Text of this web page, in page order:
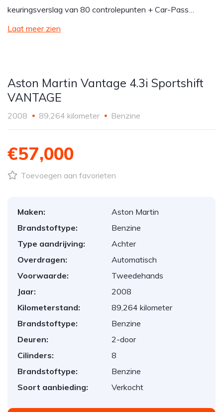
keuringsverslag van 80 controlepunten + Car-Pass…
Laat meer zien
Aston Martin Vantage 4.3i Sportshift
VANTAGE
2008 89,264 kilometer Benzine
€57,000
Toevoegen aan favorieten
Maken:
Aston Martin
Brandstoftype:
Benzine
Type aandrijving:
Achter
Overdragen:
Automatisch
Voorwaarde:
Tweedehands
Jaar:
2008
Kilometerstand:
89,264 kilometer
Brandstoftype:
Benzine
Deuren:
2-door
Cilinders:
8
Brandstoftype:
Benzine
Soort aanbieding:
Verkocht